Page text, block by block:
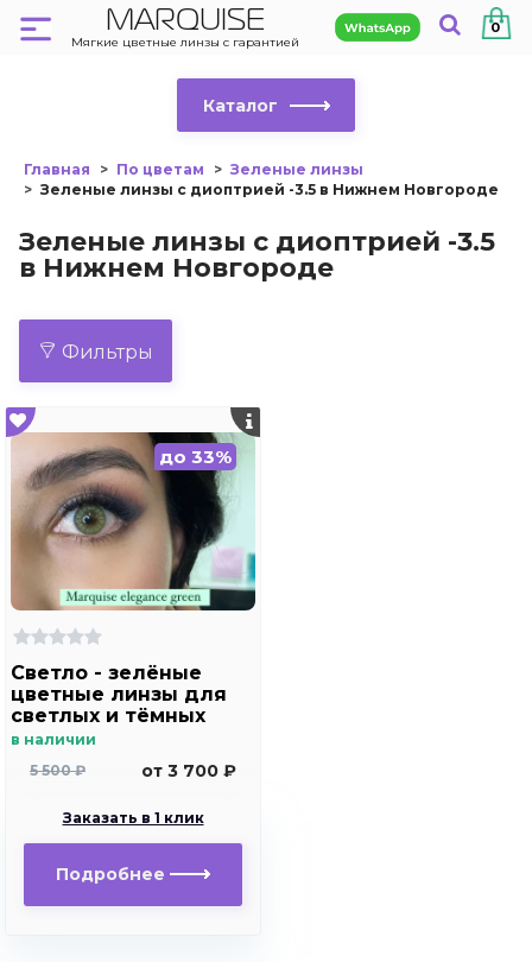
MARQUISE
Мягкие цветные линзы с гарантией
0
Каталог
Главная По цветам
Зеленые линзы
Зеленые линзы с диоптрией -3.5 в Нижнем Новгороде
Зеленые линзы с диоптрией -3.5
в Нижнем Новгороде
Фильтры
до 33%
Светло - зелёные
цветные линзы для
светлых и тёмных
глаз Marquise
в наличии
5 500 ₽
от 3 700 ₽
Заказать в 1 клик
Подробнее